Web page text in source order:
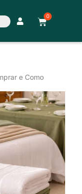
0
Carrinho
e Como